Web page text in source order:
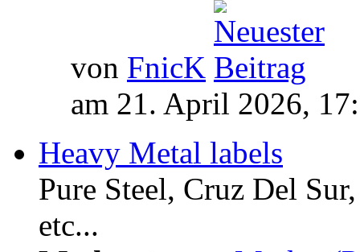
von FnicK
am 21. April 2026,
Heavy Metal labels
Pure Steel, Cruz Del
etc...